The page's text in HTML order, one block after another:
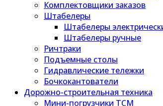
Комплектовщики заказов
Штабелеры
Штабелеры
Штабелеры ручные
Ричтраки
Подъемные столы
Гидравлические тележки
Бочкокантователи
Дорожно-строительная техника
Мини-погрузчики TCM